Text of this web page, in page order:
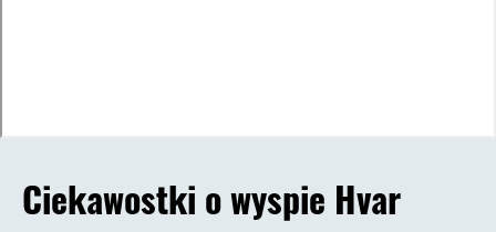
Ciekawostki o wyspie Hvar